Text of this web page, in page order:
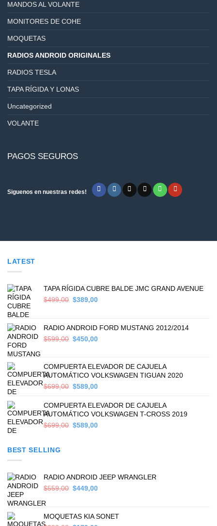
MANDOS AL VOLANTE
MONITORES DE COHE
MOQUETAS
RADIOS ANDROID ORIGINALES
RADIOS TESLA
TAPA RÍGIDA Y LONAS
Uncategorized
VOLANTE
PAGOS SEGUROS
Siguenos en nuestras redes!
LATEST
TAPA RÍGIDA CUBRE BALDE JMC GRAND AVENUE
$499,00 Original
$499,00.
$389,00Current
$389,00.
RADIO ANDROID FORD MUSTANG 2012/2014
$599,00 Original
$599,00.
$450,00Current
$450,00.
COMPUERTA ELEVADOR DE CAJUELA
AUTOMÁTICO VOLKSWAGEN TIGUAN 2020
$699,00 Original
was:
$699,00.
$589,00Current
is:
$589,00.
COMPUERTA ELEVADOR DE CAJUELA
AUTOMÁTICO VOLKSWAGEN T-CROSS 2019
$699,00 Original
$589,00Current
BEST SELLING
RADIO ANDROID JEEP WRANGLER
$559,00 Original
$559,00.
$449,00Current
$449,00.
MOQUETAS KIA SONET